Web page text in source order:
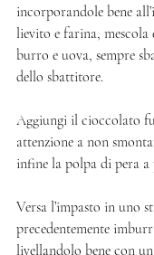
incorporandole bene
lievito e farina, mescola
burro e uova, sempre
dello sbattitore.
Aggiungi il cioccolato
attenzione a non
infine la polpa di pera a
Versa l’impasto in uno
precedentemente
livellandolo bene con